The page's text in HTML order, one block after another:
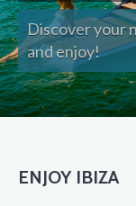
Discover your
and enjoy!
ENJOY IBIZA